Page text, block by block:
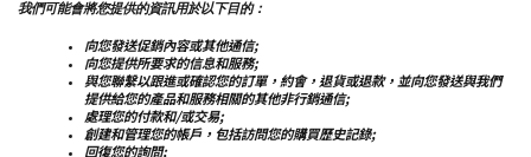
我們可能會將您提供的資訊用於以下目的：
向您發送促銷內容或其他通信;
向您提供所要求的信息和服務;
與您聯繫以跟進或確認您的訂單，約會，退貨或退款，並向您發送與我們
提供給您的產品和服務相關的其他非行銷通信;
處理您的付款和/或交易;
創建和管理您的帳戶，包括訪問您的購買歷史記錄;
回復您的詢問;